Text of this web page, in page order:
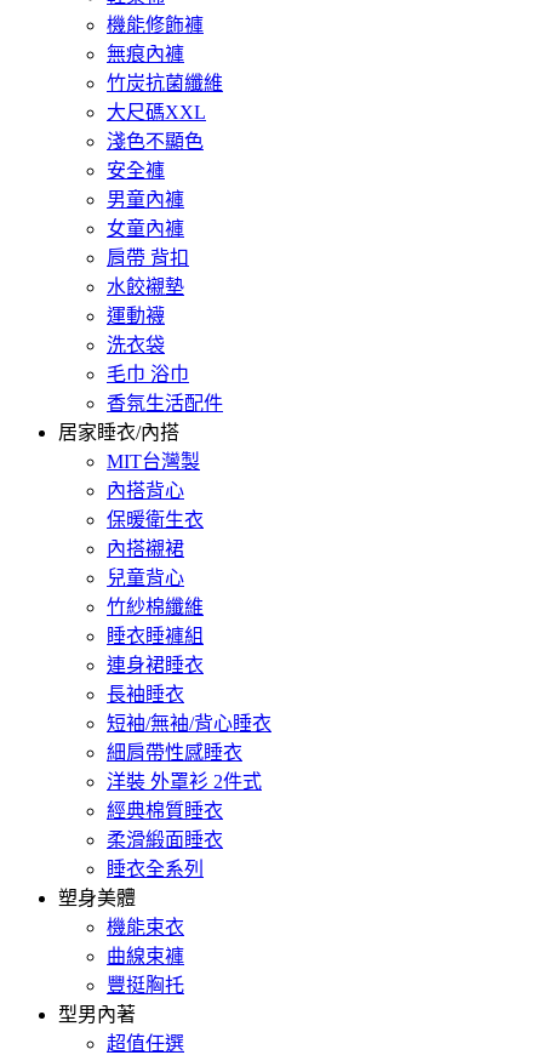
機能修飾褲
無痕內褲
竹炭抗菌纖維
大尺碼XXL
淺色不顯色
安全褲
男童內褲
女童內褲
肩帶 背扣
水餃襯墊
運動襪
洗衣袋
毛巾 浴巾
香氛生活配件
居家睡衣/內搭
MIT台灣製
內搭背心
保暖衛生衣
內搭襯裙
兒童背心
竹紗棉纖維
睡衣睡褲組
連身裙睡衣
長袖睡衣
短袖/無袖/背心睡衣
細肩帶性感睡衣
洋裝 外罩衫 2件式
經典棉質睡衣
柔滑緞面睡衣
睡衣全系列
塑身美體
機能束衣
曲線束褲
豐挺胸托
型男內著
超值任選